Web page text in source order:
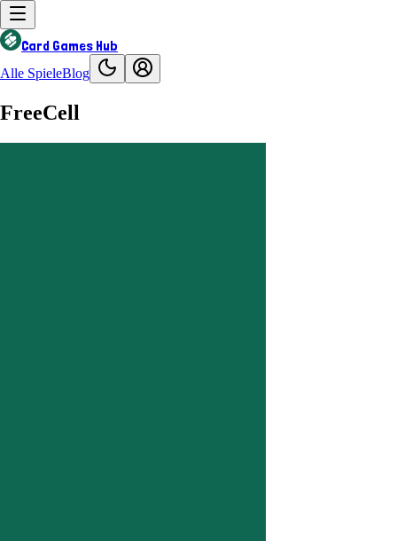
Card Games Hub
Alle SpieleBlog
FreeCell